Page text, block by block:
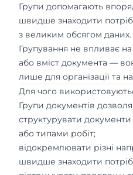
Групи допомагають
швидше знаходити
з великим обсягом даних.
Групування не впливає
або вміст документа —
лише для організації та
Для чого
Групи документів
структурувати
або типами робіт;
відокремлювати різні
швидше знаходити